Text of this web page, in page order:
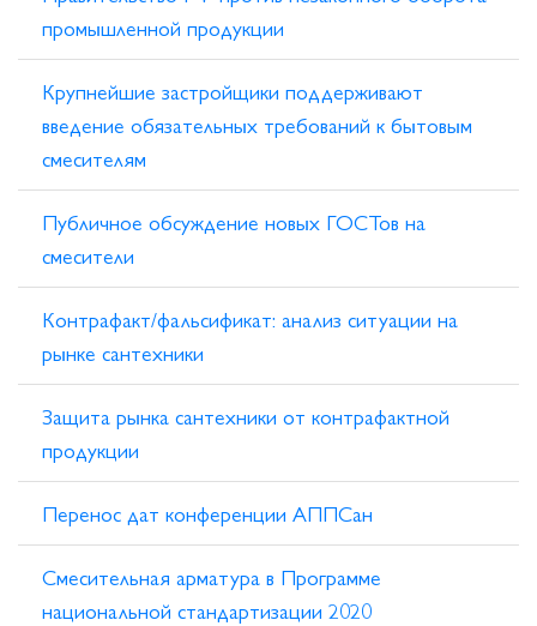
промышленной продукции
Крупнейшие застройщики поддерживают
введение обязательных требований к бытовым
смесителям
Публичное обсуждение новых ГОСТов на
смесители
Контрафакт/фальсификат: анализ ситуации на
рынке сантехники
Защита рынка сантехники от контрафактной
продукции
Перенос дат конференции АППСан
Смесительная арматура в Программе
национальной стандартизации 2020